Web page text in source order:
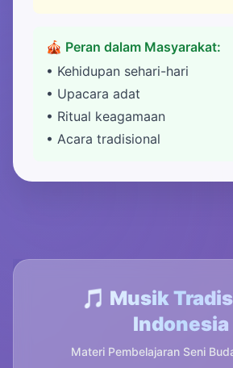
🎪 Peran dalam Masyarakat:
• Kehidupan sehari-hari
• Upacara adat
• Ritual keagamaan
• Acara tradisional
🎵 Musik
Indonesia
Materi Pembelajaran Seni